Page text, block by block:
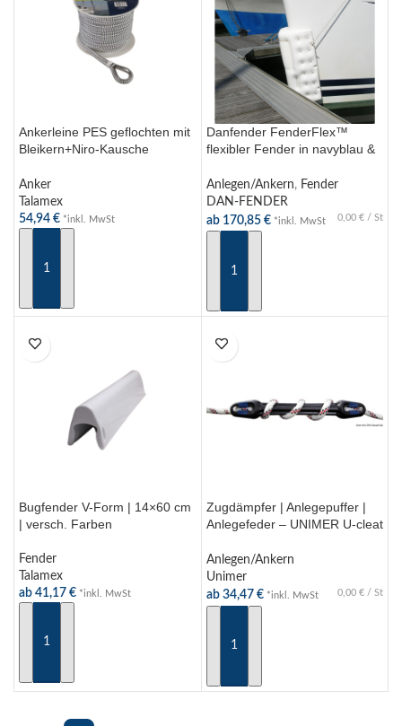
Ankerleine PES geflochten mit
Bleikern+Niro-Kausche
Anker
Talamex
54,94 € *inkl. MwSt
Danfender FenderFlex™
flexibler Fender in navyblau &
Anlegen/Ankern, Fender
DAN-FENDER
ab 170,85 € *inkl. MwSt 0,00 € / St
Bugfender V-Form | 14×60 cm
| versch. Farben
Fender
Talamex
ab 41,17 € *inkl. MwSt
Zugdämpfer | Anlegepuffer |
Anlegefeder – UNIMER U-cleat
versch. Größen
Anlegen/Ankern
Unimer
ab 34,47 € *inkl. MwSt 0,00 € / St